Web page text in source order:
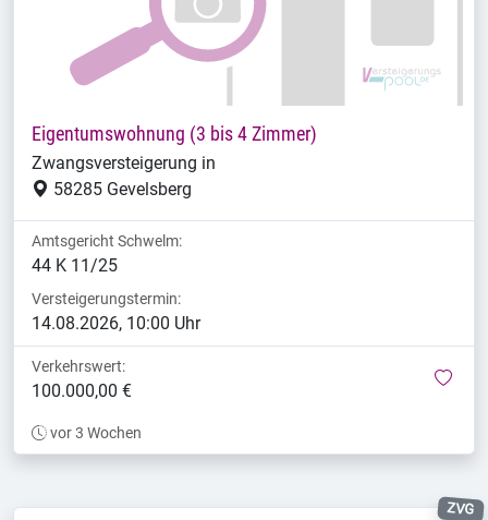
Eigentumswohnung (3 bis 4 Zimmer)
Zwangsversteigerung in
58285 Gevelsberg
Amtsgericht Schwelm:
44 K 11/25
Versteigerungstermin:
14.08.2026, 10:00 Uhr
Verkehrswert:
100.000,00 €
vor 3 Wochen
ZVG